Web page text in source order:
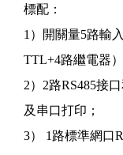
標配：
1）開關量5路輸
TTL+4路繼電器
2）2路RS485接
及串口打印；
3） 1路標準網口